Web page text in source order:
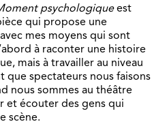
psychologiqueest
qui propose une
mes moyens qui sont
à raconter une histoire
mais à travailler au niveau
que spectateurs nous faisons
nous sommes au théâtre
et écouter des gens qui
scène.